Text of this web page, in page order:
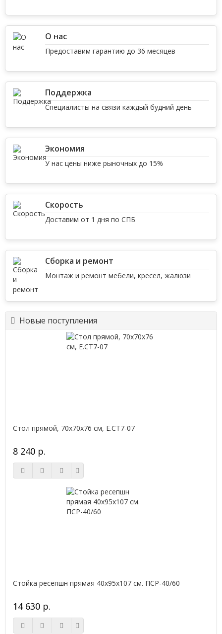
О нас
Предоставим гарантию до 36 месяцев
Поддержка
Специалисты на связи каждый будний день
Экономия
У нас цены ниже рыночных до 15%
Скорость
Доставим от 1 дня по СПБ
Сборка и ремонт
Монтаж и ремонт мебели, кресел, жалюзи
Новые поступления
Стол прямой, 70x70x76 см, Е.СТ7-07
8 240 р.
Стойка ресепшн прямая 40х95х107 см. ПСР-40/60
14 630 р.